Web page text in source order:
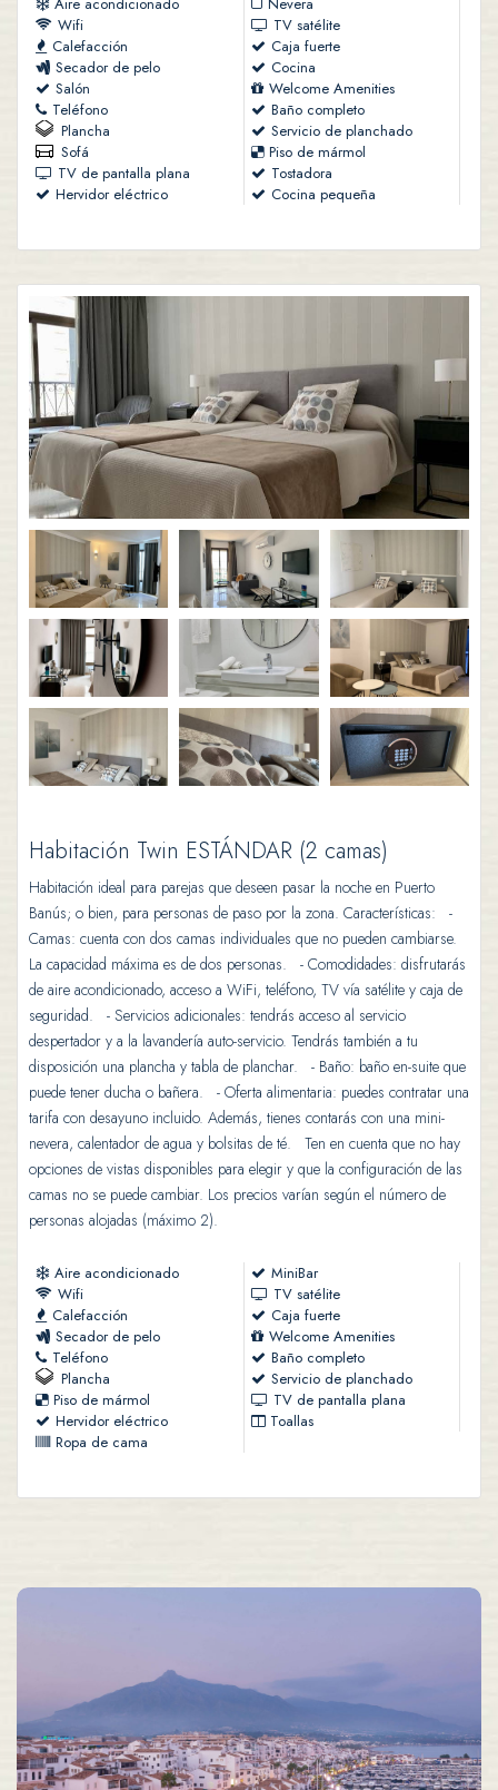
Wifi
TV satélite
Calefacción
Caja fuerte
Secador de pelo
Cocina
Salón
Welcome Amenities
Teléfono
Baño completo
Plancha
Servicio de planchado
Sofá
Piso de mármol
TV de pantalla plana
Tostadora
Hervidor eléctrico
Cocina pequeña
Habitación Twin ESTÁNDAR (2 camas)
Habitación ideal para parejas que deseen pasar la noche en Puerto
Banús; o bien, para personas de paso por la zona. Características: -
Camas: cuenta con dos camas individuales que no pueden cambiarse.
La capacidad máxima es de dos personas. - Comodidades: disfrutarás
de aire acondicionado, acceso a WiFi, teléfono, TV vía satélite y caja de
seguridad. - Servicios adicionales: tendrás acceso al servicio
despertador y a la lavandería auto-servicio. Tendrás también a tu
disposición una plancha y tabla de planchar. - Baño: baño en-suite que
puede tener ducha o bañera. - Oferta alimentaria: puedes contratar una
tarifa con desayuno incluido. Además, tienes contarás con una mini-
nevera, calentador de agua y bolsitas de té. Ten en cuenta que no hay
opciones de vistas disponibles para elegir y que la configuración de las
camas no se puede cambiar. Los precios varían según el número de
personas alojadas (máximo 2).
Aire acondicionado
MiniBar
Wifi
TV satélite
Calefacción
Caja fuerte
Secador de pelo
Welcome Amenities
Teléfono
Baño completo
Plancha
Servicio de planchado
Piso de mármol
TV de pantalla plana
Hervidor eléctrico
Toallas
Ropa de cama